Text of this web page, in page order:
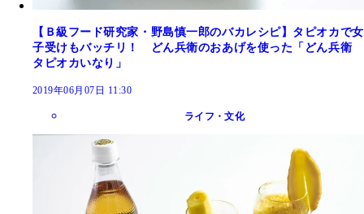
【Ｂ級フード研究家・野島慎一郎のバカレシピ】タピオカで女
子受けもバッチリ！ どん兵衛のおあげを使った「どん兵衛
タピオカいなり」
2019年06月07日 11:30
ライフ・文化